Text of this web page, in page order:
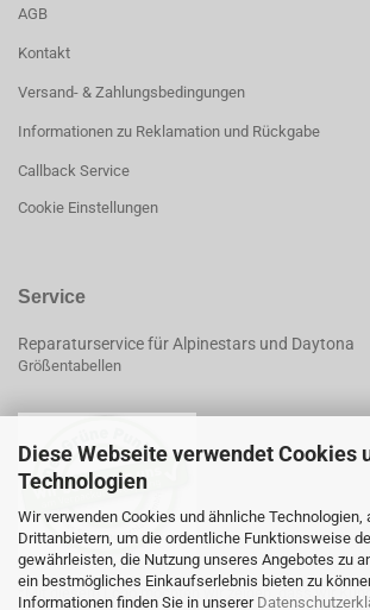
Diese Webseite verwendet Cookies
Technologien
Wir verwenden Cookies und ähnliche Technologien,
Drittanbietern, um die ordentliche Funktionsweise
gewährleisten, die Nutzung unseres Angebotes zu
ein bestmögliches Einkaufserlebnis bieten zu
Informationen finden Sie in unserer
AGB
Kontakt
Versand- & Zahlungsbedingungen
Informationen zu Reklamation und Rückgabe
Callback Service
Cookie Einstellungen
Service
Reparaturservice für Alpinestars und Daytona
Größentabellen
*Mit diesem Logo möchten wir zeigen, dass wir